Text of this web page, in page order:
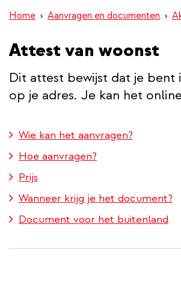
inhoud
gaan
Home Aanvragen en documenten
Attest van woonst
Dit attest bewijst dat je bent
op je adres. Je kan het
Wie kan het aanvragen?
Hoe aanvragen?
Prijs
Wanneer krijg je het document?
Document voor het buitenland